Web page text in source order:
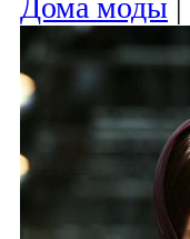
Дома моды |